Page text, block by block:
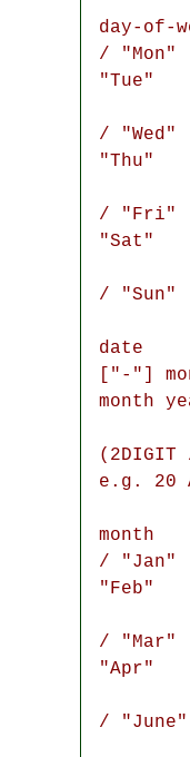
day-of-
/ "Mon"
"Tue"
/
"Thu"
/ "Fri"
"Sat"
/ "Sun"
date
["-"]
month
e.g. 20
month
/ "Jan"
"Feb"
/
"Apr"
/